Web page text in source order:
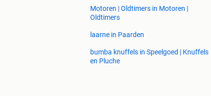
Motoren | Oldtimers in Motoren |
Oldtimers
laarne in Paarden
bumba knuffels in Speelgoed | Knuffels
en Pluche